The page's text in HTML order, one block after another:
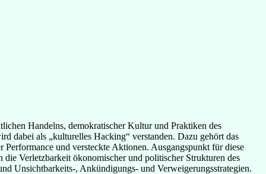
Handelns, demokratischer Kultur und Praktiken des
dabei als „kulturelles Hacking“ verstanden. Dazu gehört das
und versteckte Aktionen. Ausgangspunkt für diese
Verletzbarkeit ökonomischer und politischer Strukturen des
Unsichtbarkeits-, Ankündigungs- und Verweigerungsstrategien.